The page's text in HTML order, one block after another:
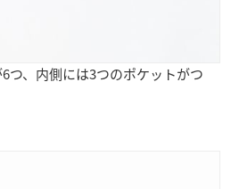
つ、内側には3つのポケットがつ